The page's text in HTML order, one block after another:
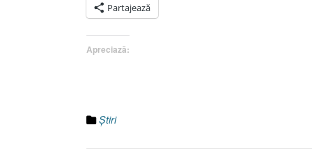
Partajează
Apreciază:
Ştiri